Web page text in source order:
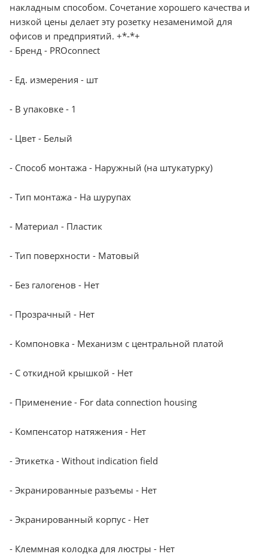
накладным способом. Сочетание хорошего качества и
низкой цены делает эту розетку незаменимой для
офисов и предприятий. +*-*+
- Бренд - PROconnect
- Ед. измерения - шт
- В упаковке - 1
- Цвет - Белый
- Способ монтажа - Наружный (на штукатурку)
- Тип монтажа - На шурупах
- Материал - Пластик
- Тип поверхности - Матовый
- Без галогенов - Нет
- Прозрачный - Нет
- Компоновка - Механизм с центральной платой
- С откидной крышкой - Нет
- Применение - For data connection housing
- Компенсатор натяжения - Нет
- Этикетка - Without indication field
- Экранированные разъемы - Нет
- Экранированный корпус - Нет
- Клеммная колодка для люстры - Нет